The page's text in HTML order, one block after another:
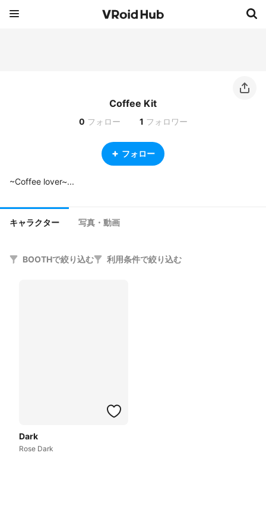
Coffee Kit
0 フォロー 1 フォロワー
フォロー
キャラクター 写真・動画
BOOTHで絞り込む 利用条件で絞り込む
Dark
Rose Dark